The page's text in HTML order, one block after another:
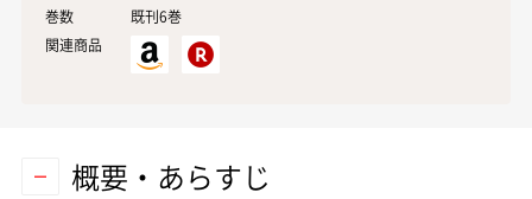
巻数
既刊6巻
関連商品
概要・あらすじ